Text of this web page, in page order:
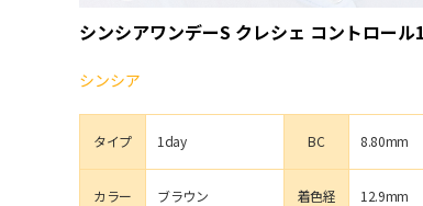
シンシアワンデーS クレシェ コントロール
シンシア
タイプ 1day BC 8.80mm
カラー ブラウン 着色経 12.9mm